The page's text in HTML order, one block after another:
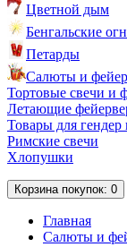
Цветной дым
Бенгальские
Петарды
Салюты и
Тортовые свечи и
Летающие
Товары для гендер
Римские свечи
Хлопушки
Корзинапокупок: 0
Главная
Салюты и